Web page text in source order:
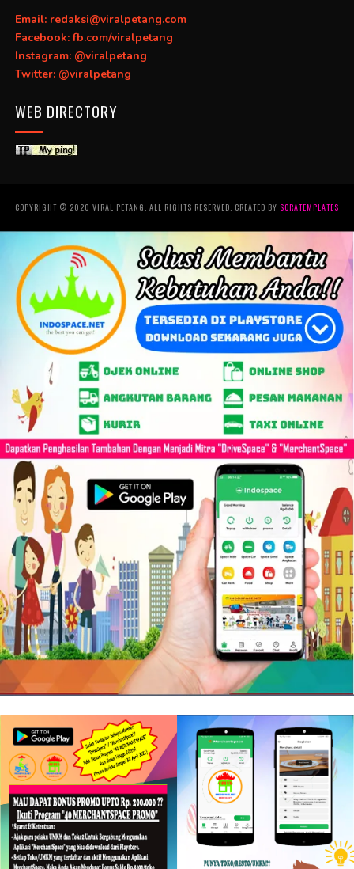
Email: redaksi@viralpetang.com
Facebook: fb.com/viralpetang
Instagram: @viralpetang
Twitter: @viralpetang
WEB DIRECTORY
COPYRIGHT © 2020 VIRAL PETANG. ALL RIGHTS RESERVED. CREATED BY SORATEMPLATES